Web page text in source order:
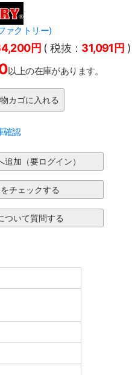
ァクトリー)
円 ( 税抜： 31,091円 )
以上の在庫があります。
確認